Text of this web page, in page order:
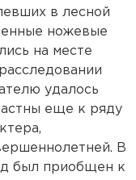
в лесной
ножевые
на месте
удалось
еще к ряду
В
был приобщен к